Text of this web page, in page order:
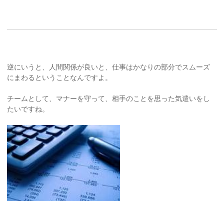
逆にいうと、人間関係が良いと、仕事はかなりの部分でスムーズ
にまわるということなんですよ。
チームとして、マナーを守って、相手のことを思った気遣いをし
たいですね。